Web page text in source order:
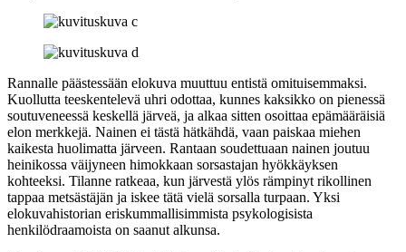
Rannalle päästessään elokuva muuttuu entistä omituisemmaksi.
Kuollutta teeskentelevä uhri odottaa, kunnes kaksikko on pienessä
soutuveneessä keskellä järveä, ja alkaa sitten osoittaa epämääräisiä
elon merkkejä. Nainen ei tästä hätkähdä, vaan paiskaa miehen
kaikesta huolimatta järveen. Rantaan soudettuaan nainen joutuu
heinikossa väijyneen himokkaan sorsastajan hyökkäyksen
kohteeksi. Tilanne ratkeaa, kun järvestä ylös rämpinyt rikollinen
tappaa metsästäjän ja iskee tätä vielä sorsalla turpaan. Yksi
elokuvahistorian eriskummallisimmista psykologisista
henkilödraamoista on saanut alkunsa.